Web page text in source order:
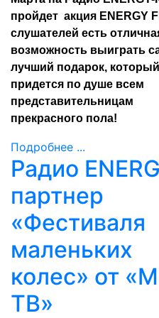
пройдет акция ENERGY
слушателей есть
возможность выиграть
лучший подарок, который
придется по душе всем
представительницам
прекрасного пола!
Подробнее ...
Радио
партнер
«Фестиваля
маленьких
колес» от
ТВ»